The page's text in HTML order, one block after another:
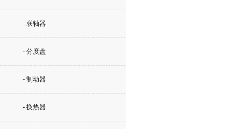
- 联轴器
- 分度盘
- 制动器
- 换热器